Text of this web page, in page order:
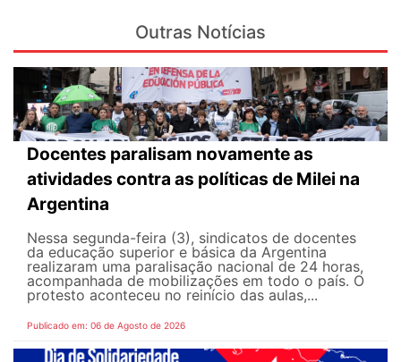
Outras Notícias
Docentes paralisam novamente as
atividades contra as políticas de Milei na
Argentina
Nessa segunda-feira (3), sindicatos de docentes
da educação superior e básica da Argentina
realizaram uma paralisação nacional de 24 horas,
acompanhada de mobilizações em todo o país. O
protesto aconteceu no reinício das aulas,...
Publicado em: 06 de Agosto de 2026